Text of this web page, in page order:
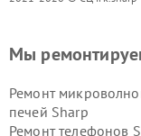
Мы
Ремонт
печей Sharp
Ремонт телефонов